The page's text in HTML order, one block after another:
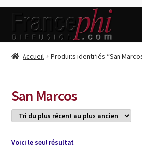
Aller
la
Aller
contenu
Accueil
Conditions de Vente
Connection
Accueil Produits identifiés “San
San Marcos
Voici le seul résultat